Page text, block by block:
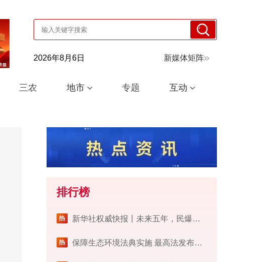
2026年8月6日 新媒体矩阵
三农 地市 专题 互动
排行榜
​新华社权威快报丨未来五年，民爆行业这样安全发展
保障生态环境法典实施 最高法发布首个配套司法解释